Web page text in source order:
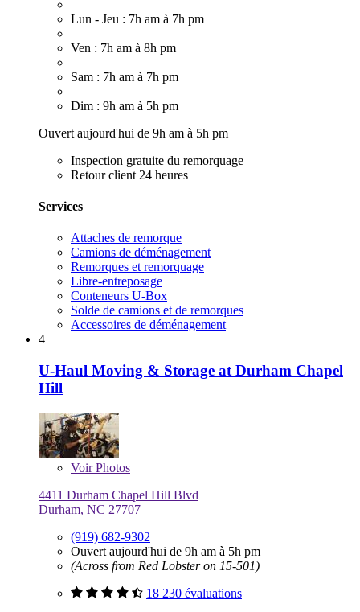
Lun - Jeu : 7h am à 7h pm
Ven : 7h am à 8h pm
Sam : 7h am à 7h pm
Dim : 9h am à 5h pm
Ouvert aujourd'hui de 9h am à 5h pm
Inspection gratuite du remorquage
Retour client 24 heures
Services
Attaches de remorque
Camions de déménagement
Remorques et remorquage
Libre-entreposage
Conteneurs U-Box
Solde de camions et de remorques
Accessoires de déménagement
4
U-Haul Moving & Storage at Durham Chapel
Hill
VoirPhotos
4411 Durham Chapel Hill Blvd
Durham, NC 27707
(919) 682-9302
Ouvert aujourd'hui de 9h am à 5h pm
(Across from Red Lobster on 15-501)
18 230 évaluations